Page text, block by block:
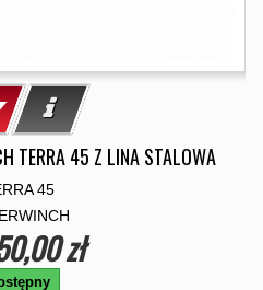
TERRA 45 Z LINA STALOWA
45
zł